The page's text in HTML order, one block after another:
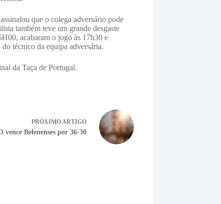
que o colega adversário pode
também teve um grande desgaste
acabaram o jogo às 17h30 e
técnico da equipa adversária.
da Taça de Portugal.
PRÓXIMOARTIGO
Belenenses por 36-30